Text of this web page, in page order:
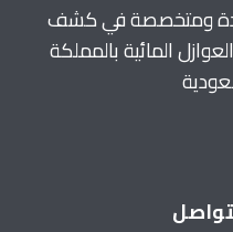
ومتخصصة في كشف
المائية بالمملكة